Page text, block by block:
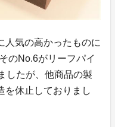
人気の高かったものに
のNo.6がリーフパイ
したが、他商品の製
を休止しておりまし